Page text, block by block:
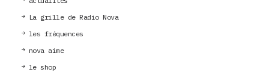
La grille de Radio Nova
les fréquences
nova aime
le shop